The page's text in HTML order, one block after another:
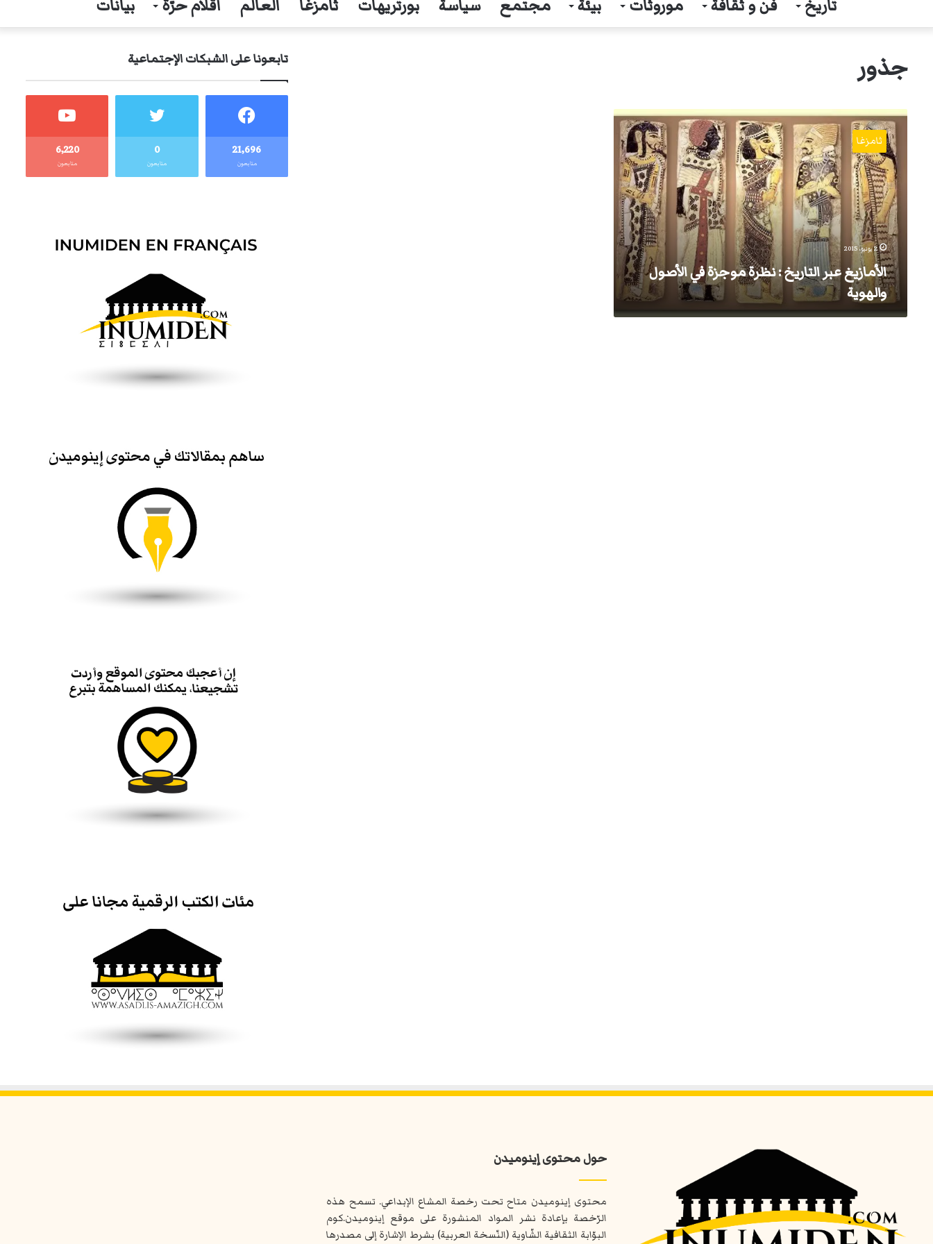
تاريخ فن و ثقافة موروثات بيئة مجتمع سياسة بورتريهات ثامزغا العالم أقلام حرّة بيانات
جذور
الأمازيغ
عبر
التاريخ
نظرة
موجزة
الأصول
والهوية
ثامزغا
2 يونيو، 2015
الأمازيغ عبر التاريخ : نظرة موجزة في الأصول
والهوية
تابعونا على الشبكات الإجتماعية
21٬696
متابعون
0
متابعون
6٬220
متابعون
حول محتوى إينوميدن
محتوى إينوميدن متاح تحت رخصة المشاع الإبداعي. تسمح هذه
الرّخصة بإعادة نشر المواد المنشورة على موقع إينوميدن.كوم
البوّابة الثقافية الشّاوية (النّسخة العربية) بشرط الإشارة إلى مصدرها